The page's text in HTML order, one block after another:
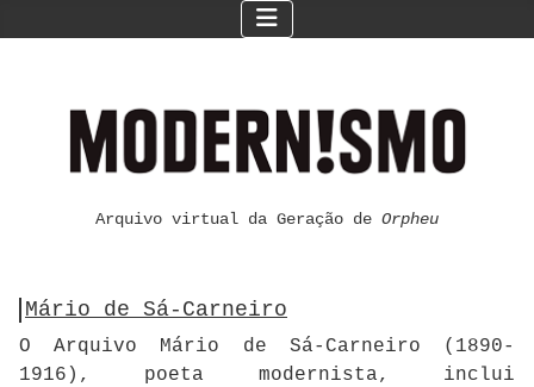
Arquivo virtual da Geração de Orpheu
Mário de Sá-Carneiro
O Arquivo Mário de Sá-Carneiro (1890-
1916), poeta modernista, inclui